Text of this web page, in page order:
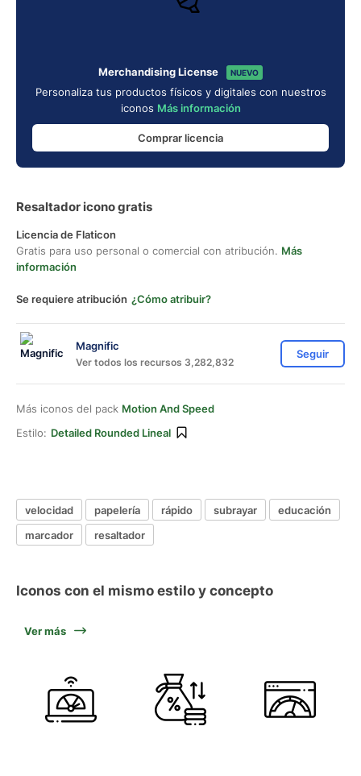
Merchandising License NUEVO
Personaliza tus productos físicos y digitales con nuestros
iconos Más información
Comprar licencia
Resaltador icono gratis
Licencia de Flaticon
Gratis para uso personal o comercial con atribución. Más
información
Se requiere atribución ¿Cómo atribuir?
Magnific
Ver todos los recursos 3,282,832
Seguir
Más iconos del pack Motion And Speed
Estilo: Detailed Rounded Lineal
velocidad papelería rápido subrayar
educación
marcador
resaltador
Iconos con el mismo estilo y concepto
Ver más